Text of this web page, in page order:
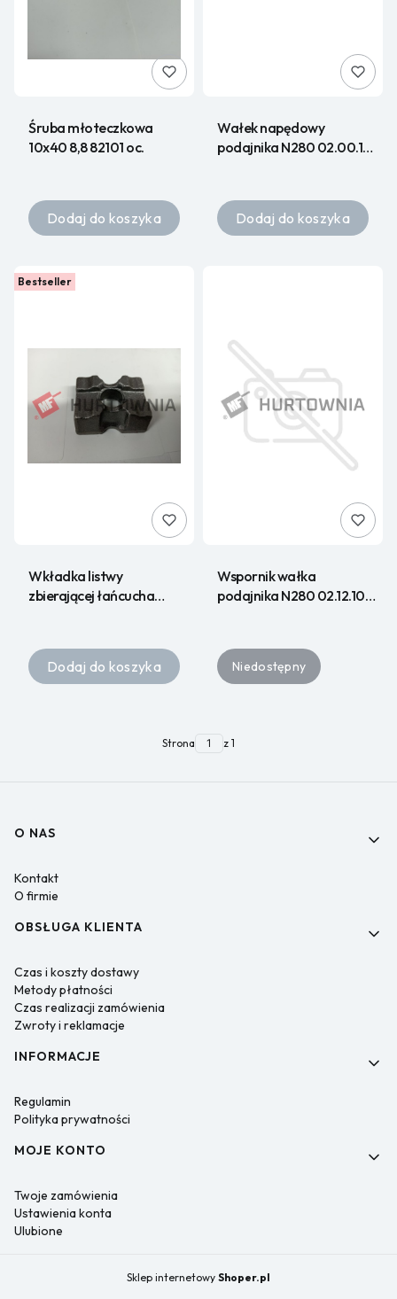
Śruba młoteczkowa
10x40 8,8 82101 oc.
Dodaj do koszyka
Wałek napędowy
podajnika N280 02.00.13
Dodaj do koszyka
Bestseller
Wkładka listwy
zbierającej łańcucha
Dodaj do koszyka
Wspornik wałka
podajnika N280 02.12.10
Niedostępny
Strona z 1
Linki w stopce
O NAS
Kontakt
O firmie
OBSŁUGA KLIENTA
Czas i koszty dostawy
Metody płatności
Czas realizacji zamówienia
Zwroty i reklamacje
INFORMACJE
Regulamin
Polityka prywatności
MOJE KONTO
Twoje zamówienia
Ustawienia konta
Ulubione
Sklep internetowy Shoper.pl